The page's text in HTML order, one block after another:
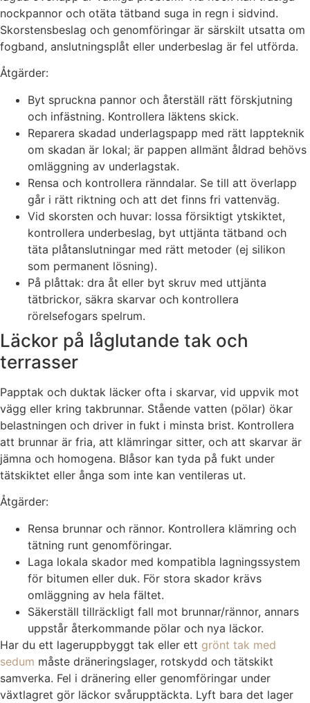
nockpannor och otäta tätband suga in regn i sidvind.
Skorstensbeslag och genomföringar är särskilt utsatta om
fogband, anslutningsplåt eller underbeslag är fel utförda.
Åtgärder:
Byt spruckna pannor och återställ rätt förskjutning
och infästning. Kontrollera läktens skick.
Reparera skadad underlagspapp med rätt lappteknik
om skadan är lokal; är pappen allmänt åldrad behövs
omläggning av underlagstak.
Rensa och kontrollera ränndalar. Se till att överlapp
går i rätt riktning och att det finns fri vattenväg.
Vid skorsten och huvar: lossa försiktigt ytskiktet,
kontrollera underbeslag, byt uttjänta tätband och
täta plåtanslutningar med rätt metoder (ej silikon
som permanent lösning).
På plåttak: dra åt eller byt skruv med uttjänta
tätbrickor, säkra skarvar och kontrollera
rörelsefogars spelrum.
Läckor på låglutande tak och
terrasser
Papptak och duktak läcker ofta i skarvar, vid uppvik mot
vägg eller kring takbrunnar. Stående vatten (pölar) ökar
belastningen och driver in fukt i minsta brist. Kontrollera
att brunnar är fria, att klämringar sitter, och att skarvar är
jämna och homogena. Blåsor kan tyda på fukt under
tätskiktet eller ånga som inte kan ventileras ut.
Åtgärder:
Rensa brunnar och rännor. Kontrollera klämring och
tätning runt genomföringar.
Laga lokala skador med kompatibla lagningssystem
för bitumen eller duk. För stora skador krävs
omläggning av hela fältet.
Säkerställ tillräckligt fall mot brunnar/rännor, annars
uppstår återkommande pölar och nya läckor.
Har du ett lageruppbyggt tak eller ett grönt tak med
sedum måste dräneringslager, rotskydd och tätskikt
samverka. Fel i dränering eller genomföringar under
växtlagret gör läckor svårupptäckta. Lyft bara det lager